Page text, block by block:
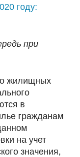
году:
при
о жилищных
в
гражданам
на учет
значения,